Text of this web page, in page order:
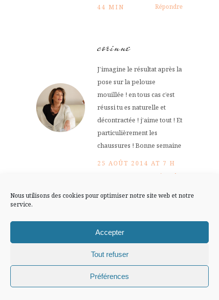
Nous utilisons des cookies pour optimiser notre site web et notre
service.
Accepter
Tout refuser
Préférences
44 MIN
Répondre
corinne
J’imagine le résultat après la
pose sur la pelouse
mouillée ! en tous cas c’est
réussi tu es naturelle et
décontractée ! j’aime tout ! Et
particulièrement les
chaussures ! Bonne semaine
25 AOÛT 2014 AT 7 H
Répondre
Chiffons and
co
tout est passé à la
Merci Corinne!
FLUX INSTA
Suivre sur Instagram
Mentions légales Confidentialité